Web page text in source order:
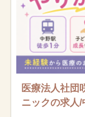
サイトの使い方
就職サポート
人材をお探しの医
運営会社
医療法人社
ニックの求人